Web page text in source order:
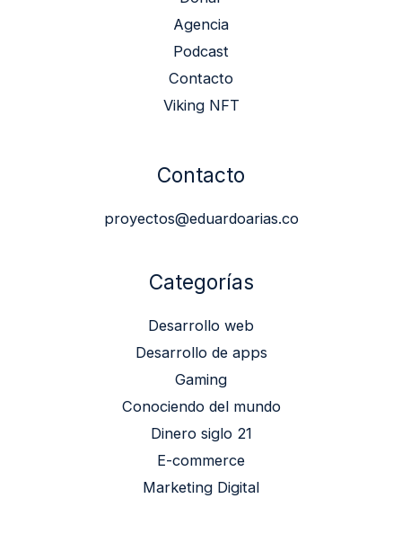
Agencia
Podcast
Contacto
Viking NFT
Contacto
proyectos@eduardoarias.co
Categorías
Desarrollo web
Desarrollo de apps
Gaming
Conociendo del mundo
Dinero siglo 21
E-commerce
Marketing Digital